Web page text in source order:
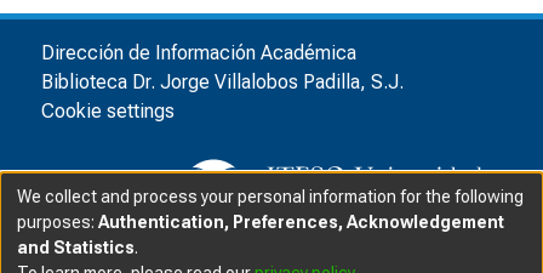
Dirección de Información Académica
Biblioteca Dr. Jorge Villalobos Padilla, S.J.
Cookie settings
© ITESO, Universidad Jesuita de Guadalajara, 2025
We collect and process your personal information for the following
purposes: Authentication, Preferences, Acknowledgement
and Statistics.